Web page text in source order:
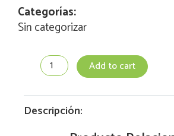
Categorías:
Sin categorizar
(Milenrama
Aquilea)
Add to cart
Descripción: